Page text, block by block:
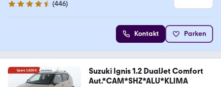
4.4 Sterne
(446)
Kontakt Parken
Suzuki Ignis 1.2 DualJet Comfort
Aut.*CAM*SHZ*ALU*KLIMA